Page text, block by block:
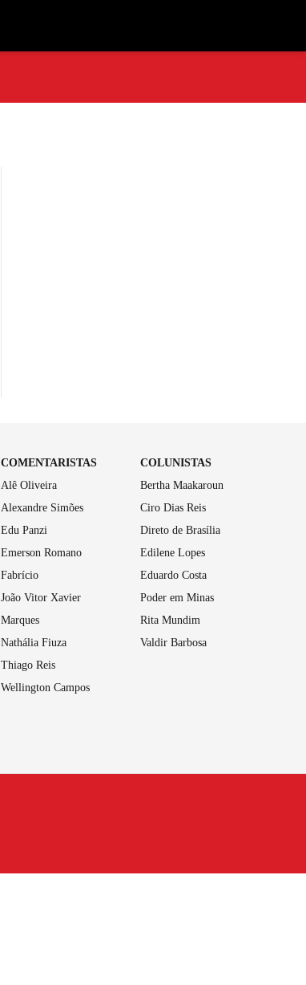
COMENTARISTAS
Alê Oliveira
Alexandre Simões
Edu Panzi
Emerson Romano
Fabrício
João Vitor Xavier
Marques
Nathália Fiuza
Thiago Reis
Wellington Campos
COLUNISTAS
Bertha Maakaroun
Ciro Dias Reis
Direto de Brasília
Edilene Lopes
Eduardo Costa
Poder em Minas
Rita Mundim
Valdir Barbosa